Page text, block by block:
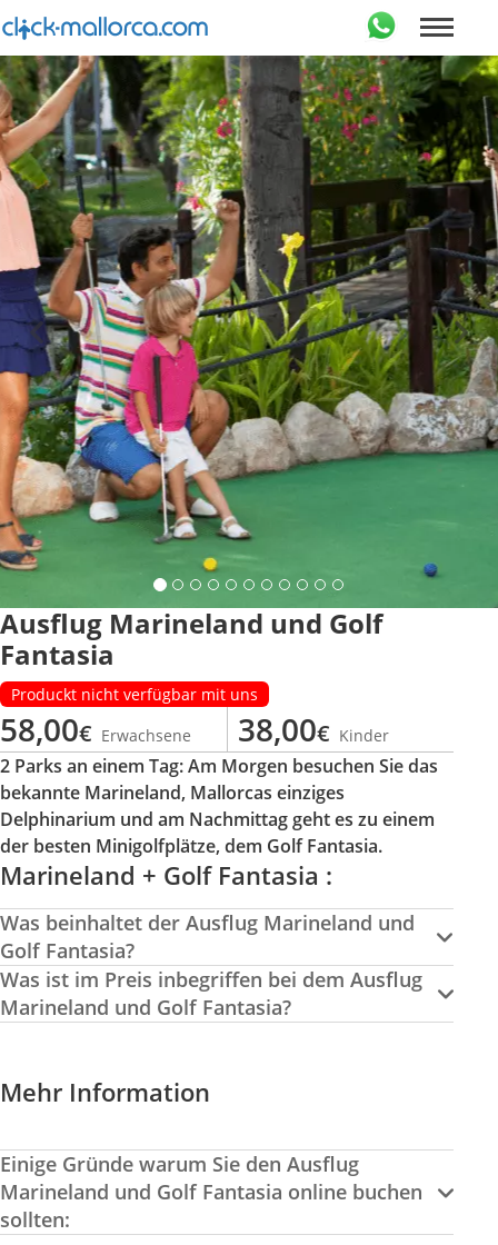
Ausflug Marineland und Golf
Fantasia
Produckt nicht verfügbar mit uns
58,00€ Erwachsene 38,00€ Kinder
2 Parks an einem Tag: Am Morgen besuchen Sie das
bekannte Marineland, Mallorcas einziges
Delphinarium und am Nachmittag geht es zu einem
der besten Minigolfplätze, dem Golf Fantasia.
Marineland + Golf Fantasia :
Was beinhaltet der Ausflug Marineland und
Golf Fantasia?
Was ist im Preis inbegriffen bei dem Ausflug
Marineland und Golf Fantasia?
Mehr Information
Einige Gründe warum Sie den Ausflug
Marineland und Golf Fantasia online buchen
sollten: